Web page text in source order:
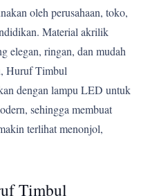
oleh perusahaan, toko,
Material akrilik
elegan, ringan, dan mudah
Huruf Timbul
dengan lampu LED untuk
sehingga membuat
terlihat menonjol,
Timbul